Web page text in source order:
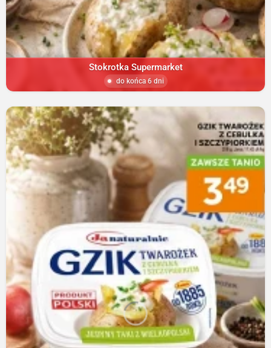
Stokrotka Supermarket
do końca 6 dni